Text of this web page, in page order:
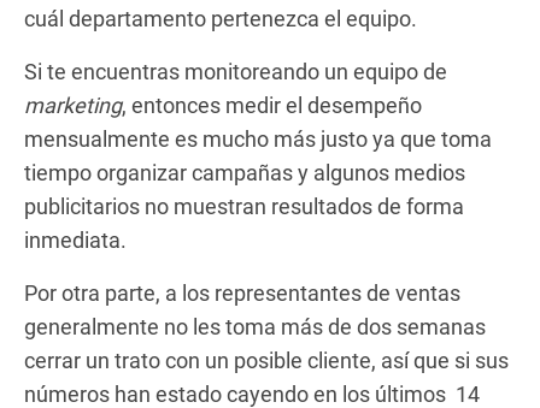
cuál departamento pertenezca el equipo.
Si te encuentras monitoreando un equipo de
marketing, entonces medir el desempeño
mensualmente es mucho más justo ya que toma
tiempo organizar campañas y algunos medios
publicitarios no muestran resultados de forma
inmediata.
Por otra parte, a los representantes de ventas
generalmente no les toma más de dos semanas
cerrar un trato con un posible cliente, así que si sus
números han estado cayendo en los últimos 14